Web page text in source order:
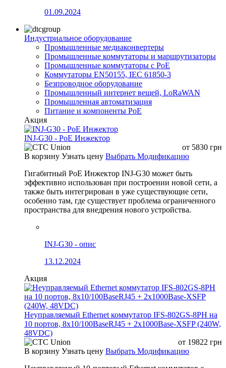
01.09.2024
Индустриальное оборудование
Промышленные медиаконвертеры
Промышленные коммутаторы и маршрутизаторы
Промышленные коммутаторы с PoE
Коммутаторы EN50155, IEC 61850-3
Безпроводное оборудование
Промышленный интернет вещей, LoRaWAN
Промышленная автоматизация
Питание и компоненты PoE
Акция
INJ-G30 - PoE Инжектор
от 5830 грн
В корзину Узнать цену Выбрать Модификацию
Гигабитный PoE Инжектор INJ-G30 может быть
эффективно использован при построении новой сети, а
также быть интегрирован в уже существующие сети,
особенно там, где существует проблема ограниченного
пространства для внедрения нового устройства.
INJ-G30 - опис
13.12.2024
Акция
Неуправляемый Ethernet коммутатор IFS-802GS-8PH на
10 портов, 8x10/100BaseRJ45 + 2x1000Base-XSFP (240W,
48VDC)
от 19822 грн
В корзину Узнать цену Выбрать Модификацию